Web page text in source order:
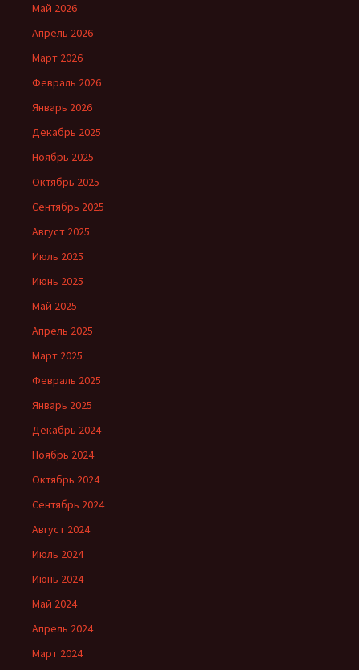
Май 2026
Апрель 2026
Март 2026
Февраль 2026
Январь 2026
Декабрь 2025
Ноябрь 2025
Октябрь 2025
Сентябрь 2025
Август 2025
Июль 2025
Июнь 2025
Май 2025
Апрель 2025
Март 2025
Февраль 2025
Январь 2025
Декабрь 2024
Ноябрь 2024
Октябрь 2024
Сентябрь 2024
Август 2024
Июль 2024
Июнь 2024
Май 2024
Апрель 2024
Март 2024